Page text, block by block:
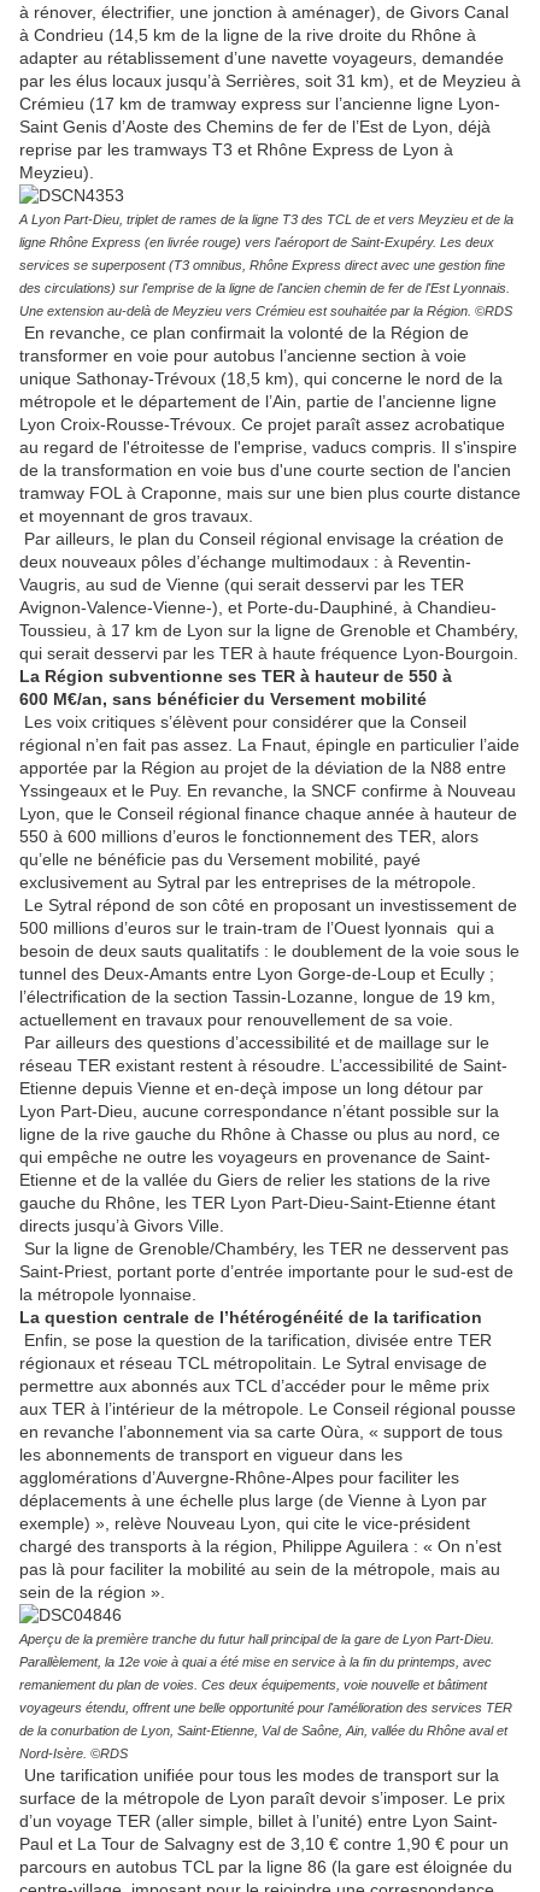
à rénover, électrifier, une jonction à aménager), de Givors Canal
à Condrieu (14,5 km de la ligne de la rive droite du Rhône à
adapter au rétablissement d’une navette voyageurs, demandée
par les élus locaux jusqu’à Serrières, soit 31 km), et de Meyzieu à
Crémieu (17 km de tramway express sur l’ancienne ligne Lyon-
Saint Genis d’Aoste des Chemins de fer de l’Est de Lyon, déjà
reprise par les tramways T3 et Rhône Express de Lyon à
Meyzieu).
A Lyon Part-Dieu, triplet de rames de la ligne T3 des TCL de et vers Meyzieu et de la
ligne Rhône Express (en livrée rouge) vers l'aéroport de Saint-Exupéry. Les deux
services se superposent (T3 omnibus, Rhône Express direct avec une gestion fine
des circulations) sur l'emprise de la ligne de l'ancien chemin de fer de l'Est Lyonnais.
Une extension au-delà de Meyzieu vers Crémieu est souhaitée par la Région. ©RDS
En revanche, ce plan confirmait la volonté de la Région de
transformer en voie pour autobus l’ancienne section à voie
unique Sathonay-Trévoux (18,5 km), qui concerne le nord de la
métropole et le département de l’Ain, partie de l’ancienne ligne
Lyon Croix-Rousse-Trévoux. Ce projet paraît assez acrobatique
au regard de l'étroitesse de l'emprise, vaducs compris. Il s'inspire
de la transformation en voie bus d'une courte section de l'ancien
tramway FOL à Craponne, mais sur une bien plus courte distance
et moyennant de gros travaux.
Par ailleurs, le plan du Conseil régional envisage la création de
deux nouveaux pôles d’échange multimodaux : à Reventin-
Vaugris, au sud de Vienne (qui serait desservi par les TER
Avignon-Valence-Vienne-), et Porte-du-Dauphiné, à Chandieu-
Toussieu, à 17 km de Lyon sur la ligne de Grenoble et Chambéry,
qui serait desservi par les TER à haute fréquence Lyon-Bourgoin.
La Région subventionne ses TER à hauteur de 550 à
600 M€/an, sans bénéficier du Versement mobilité
Les voix critiques s’élèvent pour considérer que la Conseil
régional n’en fait pas assez. La Fnaut, épingle en particulier l’aide
apportée par la Région au projet de la déviation de la N88 entre
Yssingeaux et le Puy. En revanche, la SNCF confirme à Nouveau
Lyon, que le Conseil régional finance chaque année à hauteur de
550 à 600 millions d’euros le fonctionnement des TER, alors
qu’elle ne bénéficie pas du Versement mobilité, payé
exclusivement au Sytral par les entreprises de la métropole.
Le Sytral répond de son côté en proposant un investissement de
500 millions d’euros sur le train-tram de l’Ouest lyonnais qui a
besoin de deux sauts qualitatifs : le doublement de la voie sous le
tunnel des Deux-Amants entre Lyon Gorge-de-Loup et Ecully ;
l’électrification de la section Tassin-Lozanne, longue de 19 km,
actuellement en travaux pour renouvellement de sa voie.
Par ailleurs des questions d’accessibilité et de maillage sur le
réseau TER existant restent à résoudre. L’accessibilité de Saint-
Etienne depuis Vienne et en-deçà impose un long détour par
Lyon Part-Dieu, aucune correspondance n’étant possible sur la
ligne de la rive gauche du Rhône à Chasse ou plus au nord, ce
qui empêche ne outre les voyageurs en provenance de Saint-
Etienne et de la vallée du Giers de relier les stations de la rive
gauche du Rhône, les TER Lyon Part-Dieu-Saint-Etienne étant
directs jusqu’à Givors Ville.
Sur la ligne de Grenoble/Chambéry, les TER ne desservent pas
Saint-Priest, portant porte d’entrée importante pour le sud-est de
la métropole lyonnaise.
La question centrale de l’hétérogénéité de la tarification
Enfin, se pose la question de la tarification, divisée entre TER
régionaux et réseau TCL métropolitain. Le Sytral envisage de
permettre aux abonnés aux TCL d’accéder pour le même prix
aux TER à l’intérieur de la métropole. Le Conseil régional pousse
en revanche l’abonnement via sa carte Oùra, « support de tous
les abonnements de transport en vigueur dans les
agglomérations d’Auvergne-Rhône-Alpes pour faciliter les
déplacements à une échelle plus large (de Vienne à Lyon par
exemple) », relève Nouveau Lyon, qui cite le vice-président
chargé des transports à la région, Philippe Aguilera : « On n’est
pas là pour faciliter la mobilité au sein de la métropole, mais au
sein de la région ».
Aperçu de la première tranche du futur hall principal de la gare de Lyon Part-Dieu.
Parallèlement, la 12e voie à quai a été mise en service à la fin du printemps, avec
remaniement du plan de voies. Ces deux équipements, voie nouvelle et bâtiment
voyageurs étendu, offrent une belle opportunité pour l'amélioration des services TER
de la conurbation de Lyon, Saint-Etienne, Val de Saône, Ain, vallée du Rhône aval et
Nord-Isère. ©RDS
Une tarification unifiée pour tous les modes de transport sur la
surface de la métropole de Lyon paraît devoir s’imposer. Le prix
d’un voyage TER (aller simple, billet à l’unité) entre Lyon Saint-
Paul et La Tour de Salvagny est de 3,10 € contre 1,90 € pour un
parcours en autobus TCL par la ligne 86 (la gare est éloignée du